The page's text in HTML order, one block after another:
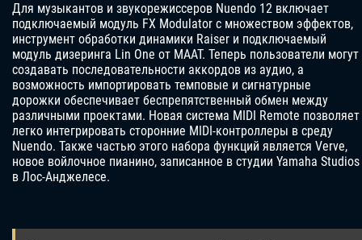
Для музыкантов и звукорежиссеров Nuendo 12 включает
подключаемый модуль FX Modulator с множеством эффектов,
инструмент обработки динамики Raiser и подключаемый
модуль дизеринга Lin One от MAAT. Теперь пользователи могут
создавать последовательности аккордов из аудио, а
возможность импортировать темповые и сигнатурные
дорожки обеспечивает беспрепятственный обмен между
различными проектами. Новая система MIDI Remote позволяет
легко интегрировать сторонние MIDI-контроллеры в среду
Nuendo. Также частью этого набора функций является Verve,
новое войлочное пианино, записанное в студии Yamaha Studios
в Лос-Анджелесе.